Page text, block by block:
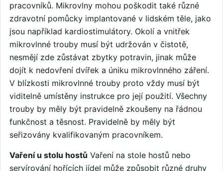
pracovníků. Mikrovlny mohou poškodit také různé
zdravotní pomůcky implantované v lidském těle, jako
jsou například kardiostimulátory. Okolí a vnitřek
mikrovlnné trouby musí být udržován v čistotě,
nesmějí zde zůstávat zbytky potravin, jinak může
dojít k nedovření dvířek a úniku mikrovlnného záření.
V blízkosti mikrovlnné trouby proto vždy musí být
viditelně umístěny instrukce pro její použití. Všechny
trouby by měly být pravidelně zkoušeny na řádnou
funkčnost a těsnost. Pravidelně by měly být
seřizovány kvalifikovaným pracovníkem.
Vaření u stolu hostů Vaření na stole hostů nebo
servírování hořících jídel může způsobit různé druhy